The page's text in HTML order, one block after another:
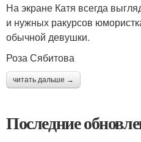
На экране Катя всегда
и нужных ракурсов
обычной девушки.
Роза Сябитова
читать дальше →
Последние